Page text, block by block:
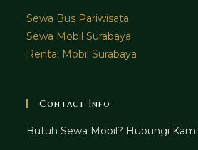
Sewa Bus Pariwisata
Sewa Mobil Surabaya
Rental Mobil Surabaya
Contact Info
Butuh Sewa Mobil? Hubungi Kami